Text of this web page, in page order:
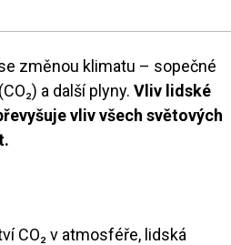
změnou klimatu – sopečné
a další plyny.Vliv lidské
vliv všech světových
CO₂ v atmosféře, lidská